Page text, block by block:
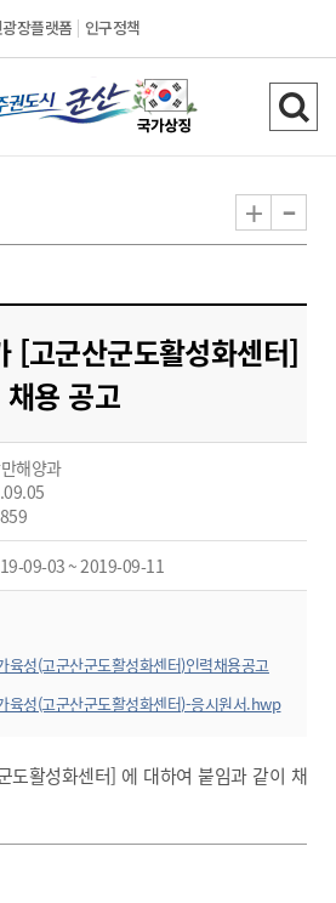
장플랫폼 인구정책
시
민
도
시
군
산
검
색
기
+ -
[고군산군도활성화센터]
채용 공고
해양과
09-03 ~ 2019-09-11
육성(고군산군도활성화센터)인력채용공고
육성(고군산군도활성화센터)-응시원서.hwp
도활성화센터] 에 대하여 붙임과 같이 채